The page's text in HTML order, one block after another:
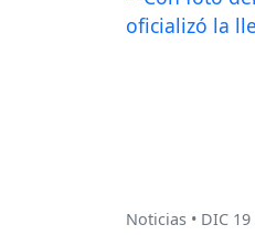
Noticias • DIC